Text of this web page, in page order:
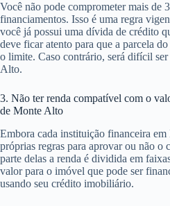
Você não pode comprometer mais de
financiamentos. Isso é uma regra
você já possui uma dívida de crédito
deve ficar atento para que a parcela
o limite. Caso contrário, será difícil
Alto.
3. Não ter renda compatível com o
de Monte Alto
Embora cada instituição financeira
próprias regras para aprovar ou não
parte delas a renda é dividida em
valor para o imóvel que pode ser
usando seu crédito imobiliário.